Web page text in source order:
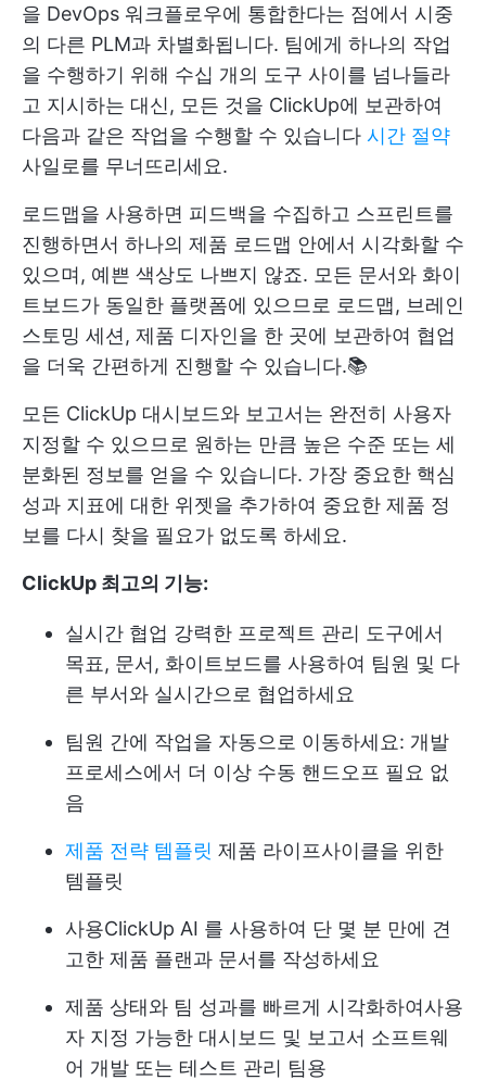
을 DevOps 워크플로우에 통합한다는 점에서 시중
의 다른 PLM과 차별화됩니다. 팀에게 하나의 작업
을 수행하기 위해 수십 개의 도구 사이를 넘나들라
고 지시하는 대신, 모든 것을 ClickUp에 보관하여
다음과 같은 작업을 수행할 수 있습니다 시간 절약
사일로를 무너뜨리세요.
로드맵을 사용하면 피드백을 수집하고 스프린트를
진행하면서 하나의 제품 로드맵 안에서 시각화할 수
있으며, 예쁜 색상도 나쁘지 않죠. 모든 문서와 화이
트보드가 동일한 플랫폼에 있으므로 로드맵, 브레인
스토밍 세션, 제품 디자인을 한 곳에 보관하여 협업
을 더욱 간편하게 진행할 수 있습니다.📚
모든 ClickUp 대시보드와 보고서는 완전히 사용자
지정할 수 있으므로 원하는 만큼 높은 수준 또는 세
분화된 정보를 얻을 수 있습니다. 가장 중요한 핵심
성과 지표에 대한 위젯을 추가하여 중요한 제품 정
보를 다시 찾을 필요가 없도록 하세요.
ClickUp 최고의 기능:
실시간 협업 강력한 프로젝트 관리 도구에서
목표, 문서, 화이트보드를 사용하여 팀원 및 다
른 부서와 실시간으로 협업하세요
팀원 간에 작업을 자동으로 이동하세요: 개발
프로세스에서 더 이상 수동 핸드오프 필요 없
음
제품 전략 템플릿 제품 라이프사이클을 위한
템플릿
사용ClickUp AI 를 사용하여 단 몇 분 만에 견
고한 제품 플랜과 문서를 작성하세요
제품 상태와 팀 성과를 빠르게 시각화하여사용
자 지정 가능한 대시보드 및 보고서 소프트웨
어 개발 또는 테스트 관리 팀용